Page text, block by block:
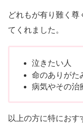
どれもが有り難く
てくれました。
泣きたい人
命のありがた
病気やその治
以上の方に特にお